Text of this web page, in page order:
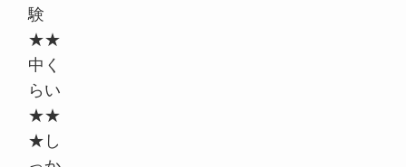
験
★★
中く
らい
★★
★し